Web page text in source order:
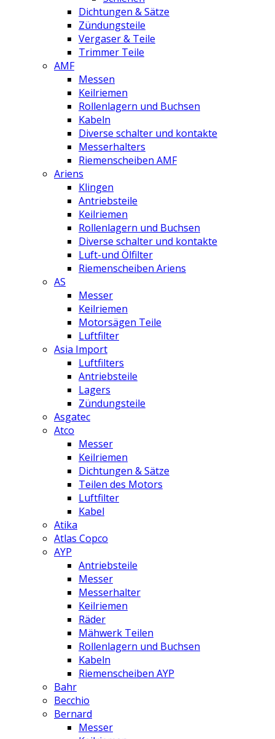
Dichtungen & Sätze
Zündungsteile
Vergaser & Teile
Trimmer Teile
AMF
Messen
Keilriemen
Rollenlagern und Buchsen
Kabeln
Diverse schalter und kontakte
Messerhalters
Riemenscheiben AMF
Ariens
Klingen
Antriebsteile
Keilriemen
Rollenlagern und Buchsen
Diverse schalter und kontakte
Luft-und Ölfilter
Riemenscheiben Ariens
AS
Messer
Keilriemen
Motorsägen Teile
Luftfilter
Asia Import
Luftfilters
Antriebsteile
Lagers
Zündungsteile
Asgatec
Atco
Messer
Keilriemen
Dichtungen & Sätze
Teilen des Motors
Luftfilter
Kabel
Atika
Atlas Copco
AYP
Antriebsteile
Messer
Messerhalter
Keilriemen
Räder
Mähwerk Teilen
Rollenlagern und Buchsen
Kabeln
Riemenscheiben AYP
Bahr
Becchio
Bernard
Messer